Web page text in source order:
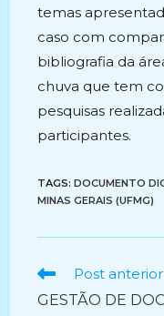
temas
caso com
bibliografia da
chuva que tem
pesquisas
participantes.
TAGS:DOCUMENTO
MINAS GERAIS (UFMG)
Ler
artigos
Post anterior
GESTÃO DE